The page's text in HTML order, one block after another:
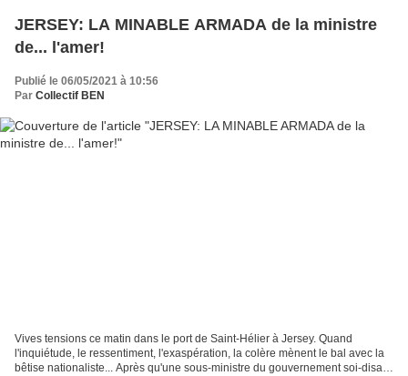
JERSEY: LA MINABLE ARMADA de la ministre
de... l'amer!
Publié le 06/05/2021 à 10:56
Par Collectif BEN
Vives tensions ce matin dans le port de Saint-Hélier à Jersey. Quand
l'inquiétude, le ressentiment, l'exaspération, la colère mènent le bal avec la
bêtise nationaliste... Après qu'une sous-ministre du gouvernement soi-disant